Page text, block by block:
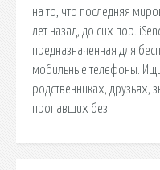
на то, что последняя
лет назад, до сих пор.
предназначенная для
мобильные телефоны.
родственниках,
пропавших без.